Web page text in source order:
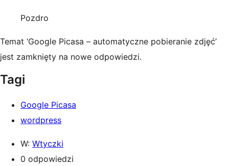
Pozdro
Temat ‘Google Picasa – automatyczne pobieranie zdjęć’
jest zamknięty na nowe odpowiedzi.
Tagi
Google Picasa
wordpress
W: Wtyczki
0 odpowiedzi